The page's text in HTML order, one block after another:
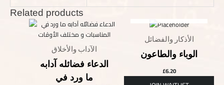
Related products
الآداب والأخلاق
الدعاء فضائله آدابه
ما ورد في
الأذكار والفضائل
الوباء والطاعون
£6.20